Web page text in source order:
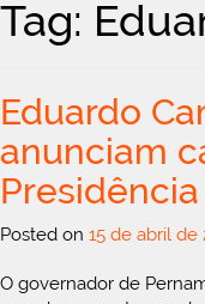
Tag:
Eduardo
anunciam
Presidência
Posted on 15 de abril de
O governador de